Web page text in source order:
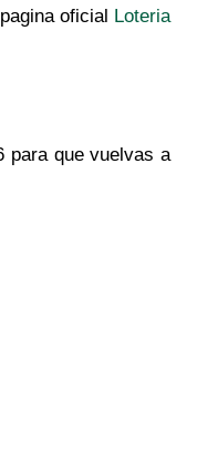
oficial Loteria
para que vuelvas a